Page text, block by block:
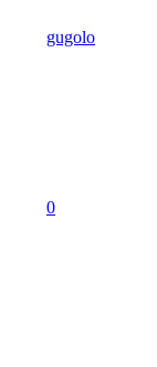
gugolo
0